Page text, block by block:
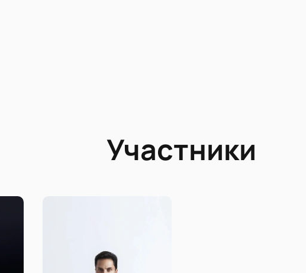
Участники